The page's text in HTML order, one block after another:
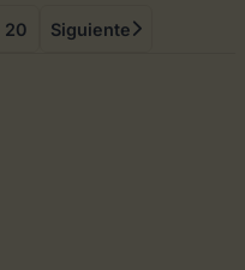
20 Siguiente